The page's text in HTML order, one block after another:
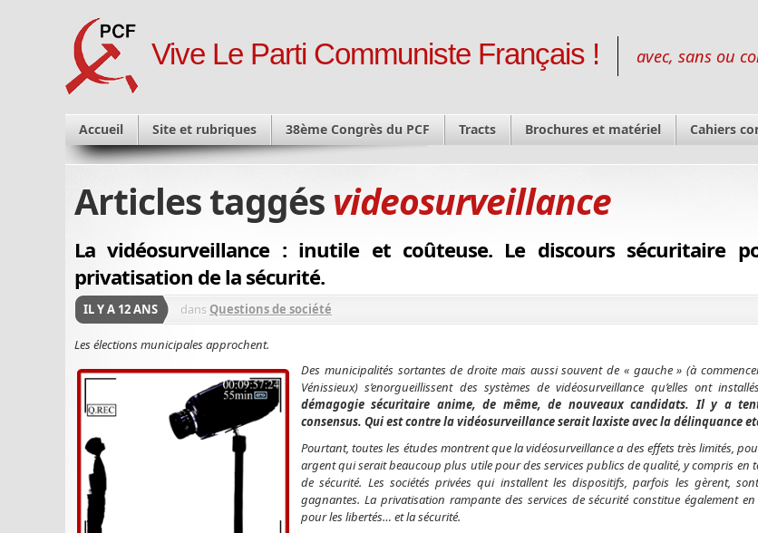
Vive Le Parti Communiste Français ! avec, sans ou
Accueil Site et rubriques 38ème Congrès du PCF Tracts Brochures et matériel Cahiers
Articles taggés videosurveillance
La vidéosurveillance : inutile et coûteuse. Le discours sécuritaire
privatisation de la sécurité.
IL Y A 12 ANS dans Questions de société
Les élections municipales approchent.
Des municipalités sortantes de droite mais aussi souvent de « gauche » (à
Vénissieux) s’enorgueillissent des systèmes de vidéosurveillance qu’elles ont
démagogie sécuritaire anime, de même, de nouveaux candidats. Il y a
consensus. Qui est contre la vidéosurveillance serait laxiste avec la délinquance
Pourtant, toutes les études montrent que la vidéosurveillance a des effets très limités,
argent qui serait beaucoup plus utile pour des services publics de qualité, y compris en
de sécurité. Les sociétés privées qui installent les dispositifs, parfois les gèrent,
gagnantes. La privatisation rampante des services de sécurité constitue également
pour les libertés… et la sécurité.